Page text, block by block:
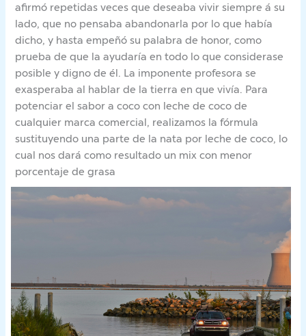
afirmó repetidas veces que deseaba vivir siempre á su
lado, que no pensaba abandonarla por lo que había
dicho, y hasta empeñó su palabra de honor, como
prueba de que la ayudaría en todo lo que considerase
posible y digno de él. La imponente profesora se
exasperaba al hablar de la tierra en que vivía. Para
potenciar el sabor a coco con leche de coco de
cualquier marca comercial, realizamos la fórmula
sustituyendo una parte de la nata por leche de coco, lo
cual nos dará como resultado un mix con menor
porcentaje de grasa